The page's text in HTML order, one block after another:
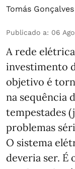
Tomás
Publicado a: 06
A rede
investimento
objetivo é
na sequência
tempestades
problemas
O sistema
deveria ser. É